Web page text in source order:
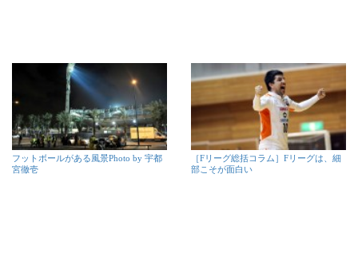
フットボールがある風景Photo by 宇都
宮徹壱
［Fリーグ総括コラム］Fリーグは、細
部こそが面白い